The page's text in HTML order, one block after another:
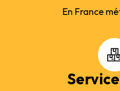
En France